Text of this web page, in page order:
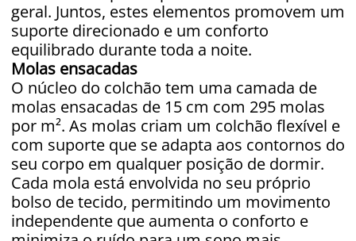
geral. Juntos, estes elementos promovem um
suporte direcionado e um conforto
equilibrado durante toda a noite.
Molas ensacadas
O núcleo do colchão tem uma camada de
molas ensacadas de 15 cm com 295 molas
por m². As molas criam um colchão flexível e
com suporte que se adapta aos contornos do
seu corpo em qualquer posição de dormir.
Cada mola está envolvida no seu próprio
bolso de tecido, permitindo um movimento
independente que aumenta o conforto e